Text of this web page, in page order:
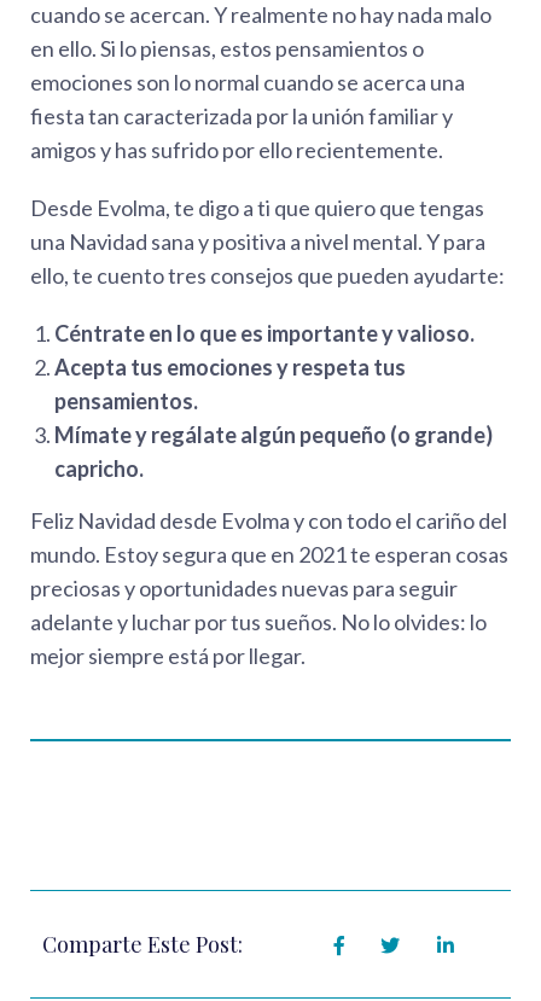
cuando se acercan. Y realmente no hay nada malo
en ello. Si lo piensas, estos pensamientos o
emociones son lo normal cuando se acerca una
fiesta tan caracterizada por la unión familiar y
amigos y has sufrido por ello recientemente.
Desde Evolma, te digo a ti que quiero que tengas
una Navidad sana y positiva a nivel mental. Y para
ello, te cuento tres consejos que pueden ayudarte:
Céntrate en lo que es importante y valioso.
Acepta tus emociones y respeta tus
pensamientos.
Mímate y regálate algún pequeño (o grande)
capricho.
Feliz Navidad desde Evolma y con todo el cariño del
mundo. Estoy segura que en 2021 te esperan cosas
preciosas y oportunidades nuevas para seguir
adelante y luchar por tus sueños. No lo olvides: lo
mejor siempre está por llegar.
Comparte Este Post: